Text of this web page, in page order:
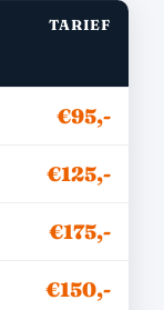
TARIEF
€95,-
€125,-
€175,-
€150,-